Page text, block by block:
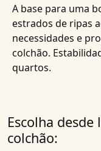
A base para uma
estrados de ripas
necessidades e
colchão.
quartos.
Escolha
colchão: